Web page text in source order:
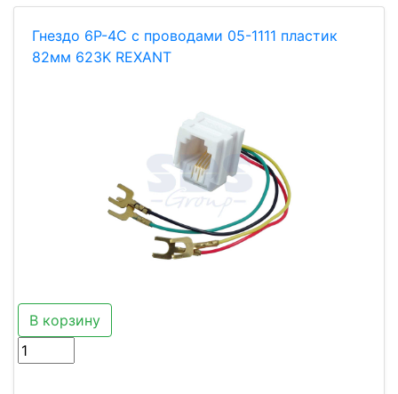
Гнездо 6P-4C с проводами 05-1111 пластик
82мм 623K REXANT
В корзину